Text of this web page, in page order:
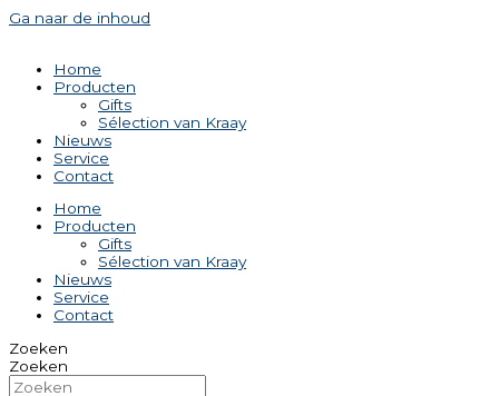
Ga naar de inhoud
Home
Producten
Gifts
Sélection van Kraay
Nieuws
Service
Contact
Home
Producten
Gifts
Sélection van Kraay
Nieuws
Service
Contact
Zoeken
Zoeken